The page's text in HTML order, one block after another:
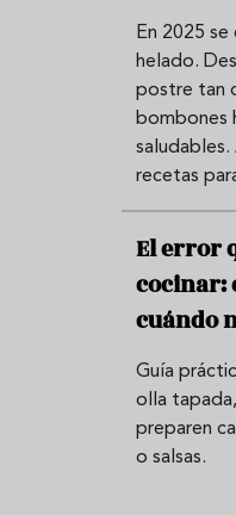
En 2025
helado.
postre tan
bombones
recetas
El error
cocinar:
cuándo
Guía
olla
preparen
o salsas.